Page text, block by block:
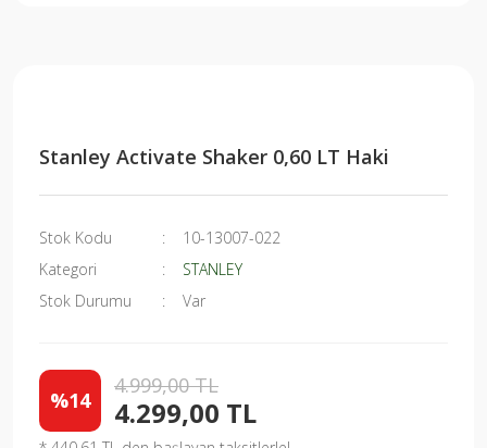
Stanley Activate Shaker 0,60 LT Haki
Stok Kodu
10-13007-022
Kategori
STANLEY
Stok Durumu
Var
%14
4.999,00 TL
4.299,00 TL